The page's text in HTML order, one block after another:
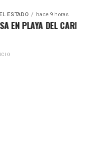
ESTADO hace 9 horas
DEL CARMEN EL